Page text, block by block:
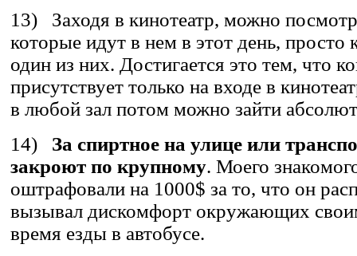
13) Заходя в кинотеатр, можно
которые идут в нем в этот день, просто
один из них. Достигается это тем, что
присутствует только на входе в
в любой зал потом можно зайти
14) За спиртное на улице или
закроют по крупному. Моего
оштрафовали на 1000$ за то, что он
вызывал дискомфорт окружающих
время езды в автобусе.